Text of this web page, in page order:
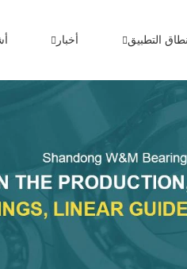
نطاق التطبيق أخبار